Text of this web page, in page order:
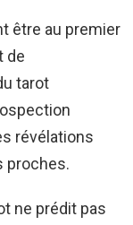
être au premier
de
tarot
révélations
proches.
ne prédit pas